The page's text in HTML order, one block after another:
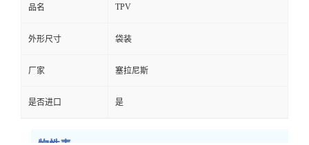
品名 TPV
外形尺寸 袋装
厂家 塞拉尼斯
是否进口 是